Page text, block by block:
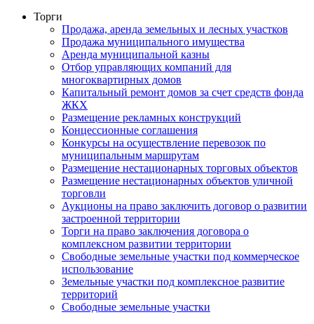
Торги
Продажа, аренда земельных и лесных участков
Продажа муниципального имущества
Аренда муниципальной казны
Отбор управляющих компаний для
многоквартирных домов
Капитальный ремонт домов за счет средств фонда
ЖКХ
Размещение рекламных конструкций
Концессионные соглашения
Конкурсы на осуществление перевозок по
муниципальным маршрутам
Размещение нестационарных торговых объектов
Размещение нестационарных объектов уличной
торговли
Аукционы на право заключить договор о развитии
застроенной территории
Торги на право заключения договора о
комплексном развитии территории
Свободные земельные участки под коммерческое
использование
Земельные участки под комплексное развитие
территорий
Свободные земельные участки